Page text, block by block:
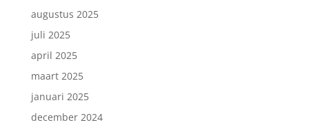
augustus 2025
juli 2025
april 2025
maart 2025
januari 2025
december 2024